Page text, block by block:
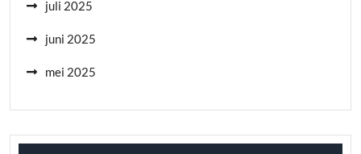
juli 2025
juni 2025
mei 2025